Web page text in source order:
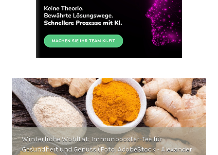
Winterliche Wohltat: Immunbooster-Tee für
Gesundheit und Genuss (Foto: AdobeStock - Alexander